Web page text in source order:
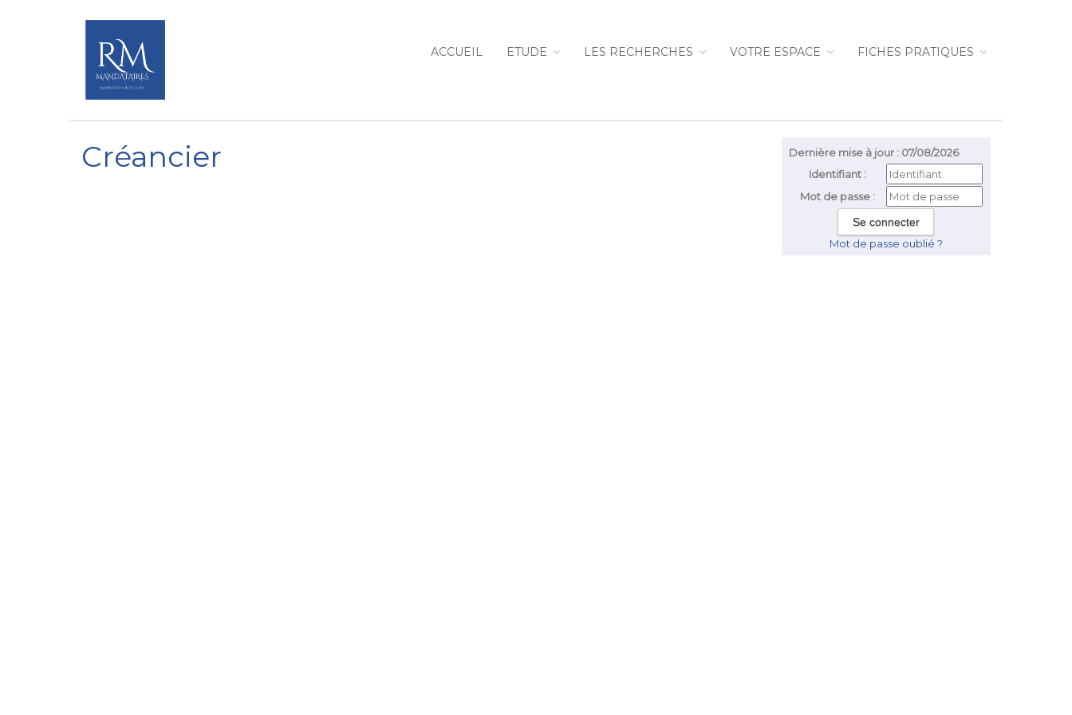
ACCUEIL ETUDE LES RECHERCHES VOTRE ESPACE FICHES PRATIQUES
Dernière mise à jour : 07/08/2026
Identifiant :
Mot de passe :
Mot de passe oublié ?
Créancier